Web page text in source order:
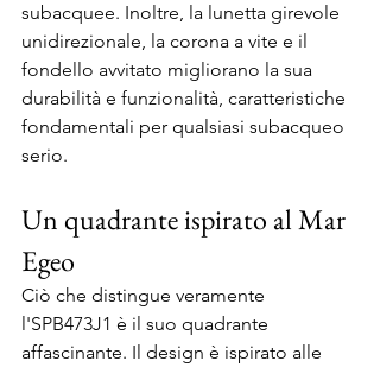
subacquee. Inoltre, la lunetta girevole
unidirezionale, la corona a vite e il
fondello avvitato migliorano la sua
durabilità e funzionalità, caratteristiche
fondamentali per qualsiasi subacqueo
serio.
Un quadrante ispirato al Mar
Egeo
Ciò che distingue veramente
l'SPB473J1 è il suo quadrante
affascinante. Il design è ispirato alle